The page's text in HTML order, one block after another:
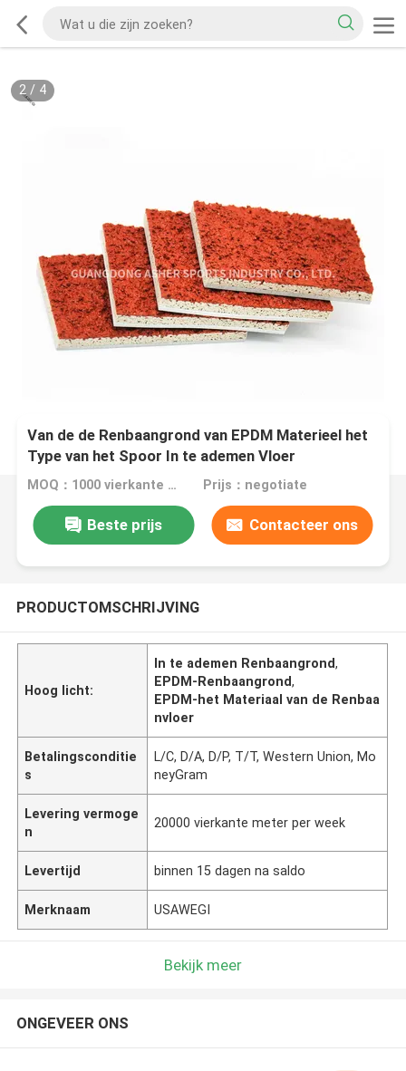
2/ 4
Van de de Renbaangrond van EPDM Materieel het
Type van het Spoor In te ademen Vloer
Schoolgebruik
MOQ：1000 vierkante meter Prijs：negotiate
Beste prijs Contacteer ons
PRODUCTOMSCHRIJVING
Hoog licht:
In te ademen Renbaangrond,
EPDM-Renbaangrond,
EPDM-het Materiaal van de Renbaa
nvloer
Betalingsconditie
s
L/C, D/A, D/P, T/T, Western Union, Mo
neyGram
Levering vermoge
n
20000 vierkante meter per week
Levertijd binnen 15 dagen na saldo
Merknaam USAWEGI
Bekijk meer
ONGEVEER ONS